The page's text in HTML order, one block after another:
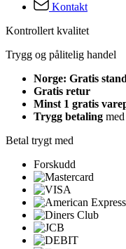
Kontakt
Kontrollert kvalitet
Trygg og pålitelig handel
Norge: Gratis
Gratis retur
Minst 1 gratis
Trygg betaling
Betal trygt med
Forskudd